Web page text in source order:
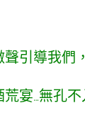
引導我們
宴…無孔